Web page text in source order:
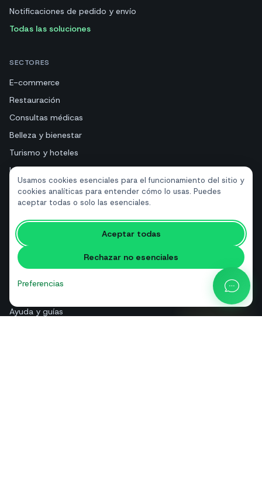
Usamos cookies esenciales para el funcionamiento del sitio y
cookies analíticas para entender cómo lo usas. Puedes
aceptar todas o solo las esenciales.
Aceptar todas
Rechazar no esenciales
Preferencias
Notificaciones de pedido y envío
Todas las soluciones
SECTORES
E-commerce
Restauración
Consultas médicas
Belleza y bienestar
Turismo y hoteles
Inmobiliarias
RECURSOS
Herramientas gratuitas
Glosario
Comparativas
Ayuda y guías